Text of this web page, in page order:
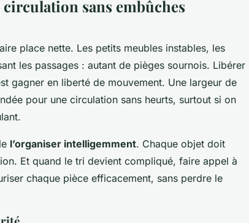
sans embûches
place nette. Les petits meubles instables, les
les passages : autant de pièges sournois. Libérer
gagner en liberté de mouvement. Une largeur de
pour une circulation sans heurts, surtout si on
l’organiser intelligemment. Chaque objet doit
Et quand le tri devient compliqué, faire appel à
chaque pièce efficacement, sans perdre le